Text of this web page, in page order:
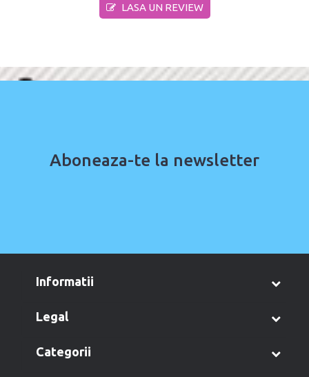
LASA UN REVIEW
Aboneaza-te la newsletter
informatii
legal
categorii